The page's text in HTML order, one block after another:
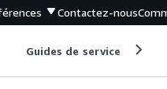
Contactez-nous
Guides de service